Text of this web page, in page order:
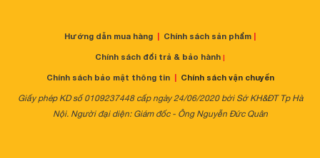
Hướng dẫn mua hàng | Chính sách sản phẩm |
Chính sách đổi trả & bảo hành |
Chính sách bảo mật thông tin| Chính sách vận chuyển
Giấy phép KD số 0109237448 cấp ngày 24/06/2020 bởi Sở KH&ĐT Tp Hà
Nội. Người đại diện: Giám đốc - Ông Nguyễn Đức Quân